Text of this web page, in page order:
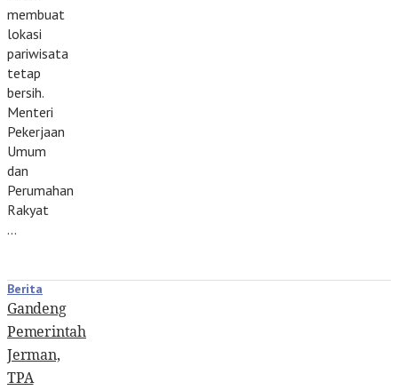
membuat
lokasi
pariwisata
tetap
bersih.
Menteri
Pekerjaan
Umum
dan
Perumahan
Rakyat
…
Berita
Gandeng
Pemerintah
Jerman,
TPA